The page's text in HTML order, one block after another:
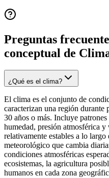
Preguntas
conceptual de
¿Qué es el clima?
El clima es el conjunto de
caracterizan una región durante
30 años o más. Incluye
humedad, presión atmosférica y
relativamente estables a lo
meteorológico que cambia
condiciones atmosféricas
ecosistemas, la agricultura
humanos en cada zona